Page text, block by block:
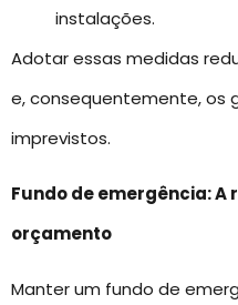
instalações.
Adotar essas medidas
e, consequentemente, os
imprevistos.
Fundo de emergência: A
orçamento
Manter um fundo de